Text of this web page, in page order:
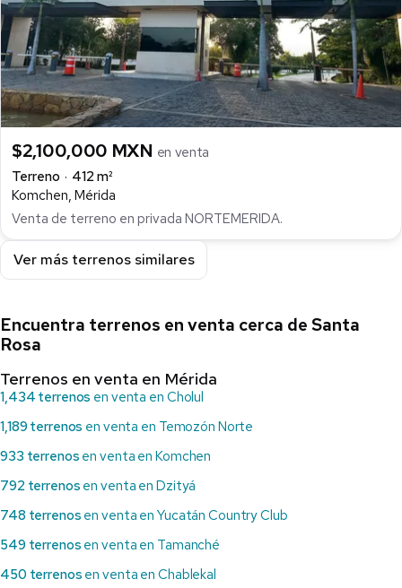
$2,100,000 MXN en venta
Terreno
412 m²
Komchen, Mérida
Venta de terreno en privada NORTEMERIDA.
Ver más terrenos similares
Encuentra terrenos en venta cerca de Santa
Rosa
Terrenos en venta en Mérida
1,434 terrenos en venta en Cholul
1,189 terrenos en venta en Temozón Norte
933 terrenos en venta en Komchen
792 terrenos en venta en Dzityá
748 terrenos en venta en Yucatán Country Club
549 terrenos en venta en Tamanché
450 terrenos en venta en Chablekal